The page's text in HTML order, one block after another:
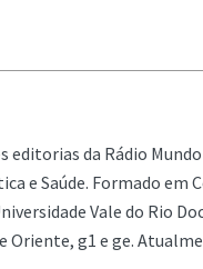
da Rádio
e Saúde. Formado em
Vale do Rio
Oriente, g1 e ge.